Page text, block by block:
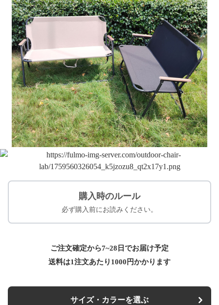
購入時のルール
必ず購入前にお読みください。
ご注文確定から7~28日でお届け予定
送料は1注文あたり 1000 円かかります
サイズ・カラーを選ぶ